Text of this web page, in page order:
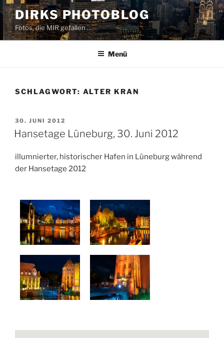
Zum
Inhalt
springen
DIRKS PHOTOBLOG
Fotos, die MIR gefallen …
Menü
SCHLAGWORT: ALTER KRAN
VERÖFFENTLICHT
AM
30. JUNI 2012
Hansetage Lüneburg, 30. Juni 2012
illumnierter, historischer Hafen in Lüneburg während
der Hansetage 2012